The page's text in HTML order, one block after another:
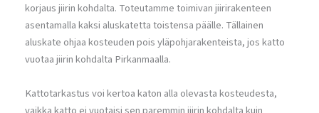
korjaus jiirin kohdalta. Toteutamme toimivan jiirirakenteen
asentamalla kaksi aluskatetta toistensa päälle. Tällainen
aluskate ohjaa kosteuden pois yläpohjarakenteista, jos katto
vuotaa jiirin kohdalta Pirkanmaalla.
Kattotarkastus voi kertoa katon alla olevasta kosteudesta,